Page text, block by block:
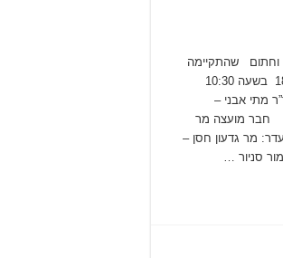
וחתום שהתקיימה
ביום חמישי בתאריך 18/01/2024 בשעה 10:30
מתי אבני –
חבר מועצה מר
מר גדעון חסן –
סניור …